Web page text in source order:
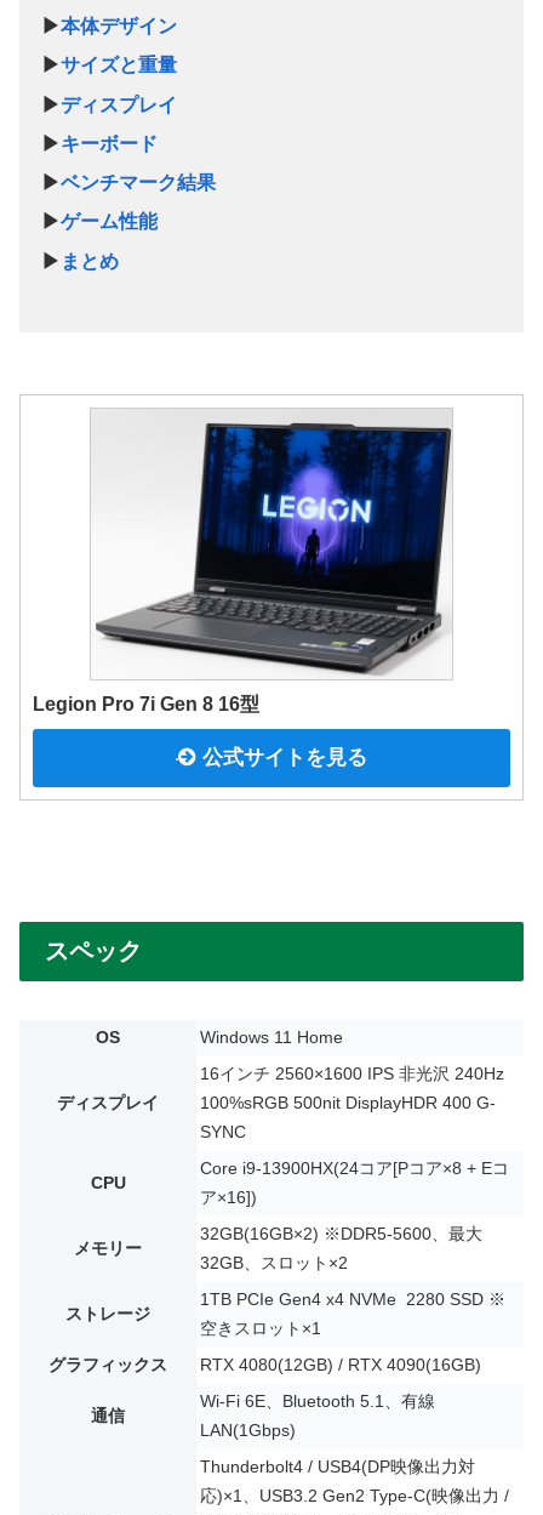
▶本体デザイン
▶サイズと重量
▶ディスプレイ
▶キーボード
▶ベンチマーク結果
▶ゲーム性能
▶ まとめ
Legion Pro 7i Gen 8 16型
公式サイトを見る
スペック
OS Windows 11 Home
ディスプレイ
16インチ 2560×1600 IPS 非光沢 240Hz
100%sRGB 500nit DisplayHDR 400 G-
SYNC
CPU
Core i9-13900HX(24コア[Pコア×8 + Eコ
ア×16])
メモリー
32GB(16GB×2) ※DDR5-5600、最大
32GB、スロット×2
ストレージ
1TB PCIe Gen4 x4 NVMe 2280 SSD ※
空きスロット×1
グラフィックス
RTX 4080(12GB) / RTX 4090(16GB)
通信
Wi-Fi 6E、Bluetooth 5.1、有線
LAN(1Gbps)
Thunderbolt4 / USB4(DP映像出力対
応)×1、USB3.2 Gen2 Type-C(映像出力 /